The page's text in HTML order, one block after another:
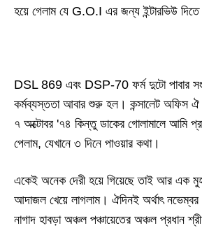
হয়ে গেলাম যে G.O.I এর জন্য ইন্টারভিউ দিতে
DSL 869 এবং DSP-70 ফর্ম দুটো পাবার
কর্মব্যস্ততাআবার শুরু হল। কন্সালেট অফিস ঐ
৭ অক্টোবর '৭৪ কিন্তু ডাকের গোলামালে আমি
পেলাম, যেখানে ৩ দিনে পাওয়ার কথা।
একেই অনেক দেরী হয়ে গিয়েছে তাই আর এক
আদাজল খেয়ে লাগলাম। ঐদিনই অর্থাৎ
নাগাদ হাবড়া অঞ্চল পঞ্চায়েতের অঞ্চল প্রধান